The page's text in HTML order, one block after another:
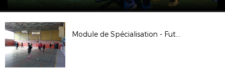
Module de Spécialisation - Futsal Découverte